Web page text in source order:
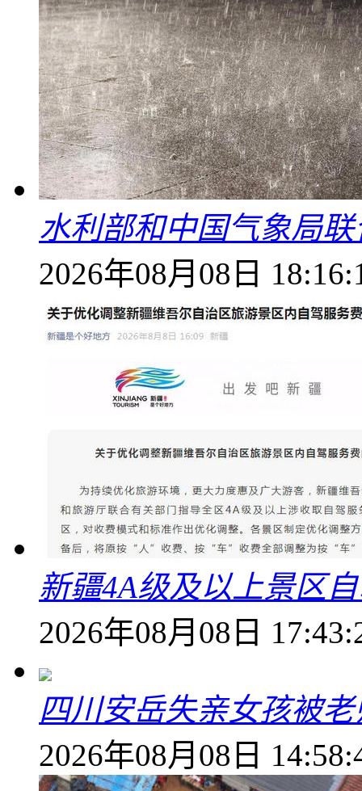
水利部和中国气象局
2026年08月08日
新疆4A级及以上景区
2026年08月08日
四川安岳失亲女孩被
2026年08月08日